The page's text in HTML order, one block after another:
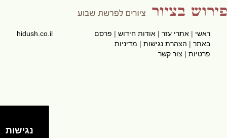
ראשי|אתרי עזר|אודות חידוש|פרסם
באתר|הצהרת נגישות|מדיניות
פרטיות|צור קשר
hidush.co.il
נגישות